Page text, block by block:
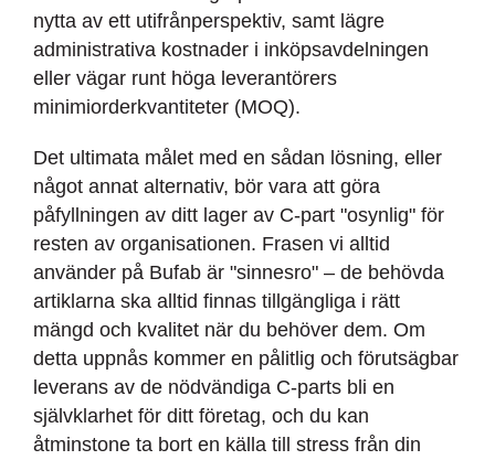
nytta av ett utifrånperspektiv, samt lägre
administrativa kostnader i inköpsavdelningen
eller vägar runt höga leverantörers
minimiorderkvantiteter (MOQ).
Det ultimata målet med en sådan lösning, eller
något annat alternativ, bör vara att göra
påfyllningen av ditt lager av C-part "osynlig" för
resten av organisationen. Frasen vi alltid
använder på Bufab är "sinnesro" – de behövda
artiklarna ska alltid finnas tillgängliga i rätt
mängd och kvalitet när du behöver dem. Om
detta uppnås kommer en pålitlig och förutsägbar
leverans av de nödvändiga C-parts bli en
självklarhet för ditt företag, och du kan
åtminstone ta bort en källa till stress från din